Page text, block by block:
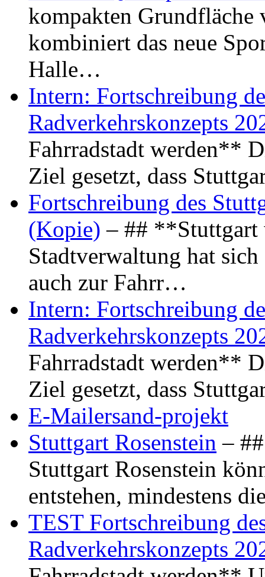
kompakten Grundfläche
kombiniert das neue
Halle…
Intern: Fortschreibung
Radverkehrskonzepts
Fahrradstadt werden**
Ziel gesetzt, dass
Fortschreibung des
(Kopie) – ## **Stuttgart
Stadtverwaltung hat
auch zur Fahrr…
Intern: Fortschreibung
Radverkehrskonzepts
Fahrradstadt werden**
Ziel gesetzt, dass
E-Mailersand-projekt
Stuttgart Rosenstein –
Stuttgart Rosenstein
entstehen, mindestens
TEST Fortschreibung
Radverkehrskonzepts